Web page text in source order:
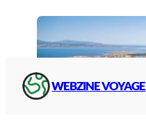
WEBZINE VOYAGE